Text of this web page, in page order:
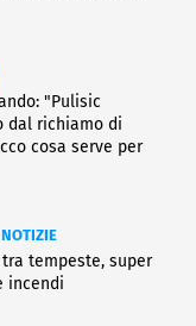
"Pulisic
dal richiamo di
cosa serve per
tempeste, super
incendi